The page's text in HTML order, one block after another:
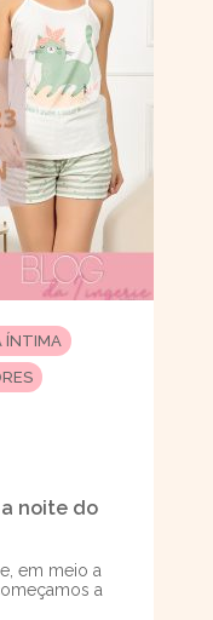
ÍNTIMA
a noite do
em meio a
a